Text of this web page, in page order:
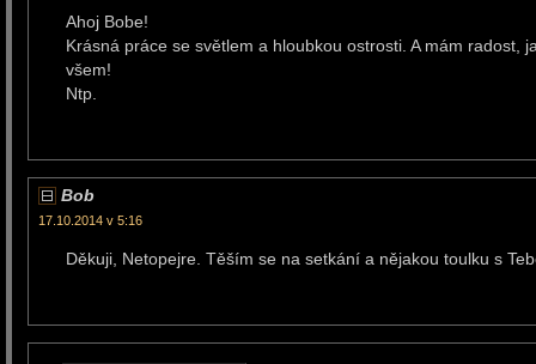
Ahoj Bobe!
Krásná práce se světlem a hloubkou ostrosti. A mám radost,
všem!
Ntp.
Bob
17.10.2014 v 5:16
Děkuji, Netopejre. Těším se na setkání a nějakou toulku s